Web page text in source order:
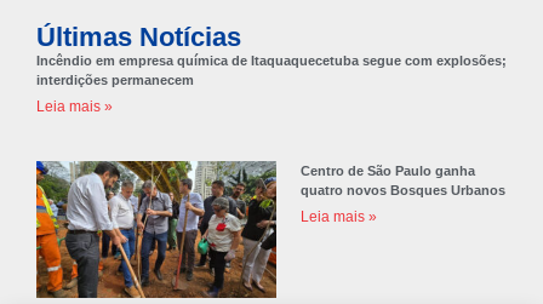
Últimas Notícias
Incêndio em empresa química de Itaquaquecetuba segue com explosões;
interdições permanecem
Leia mais »
Centro de São Paulo ganha
quatro novos Bosques Urbanos
Leia mais »